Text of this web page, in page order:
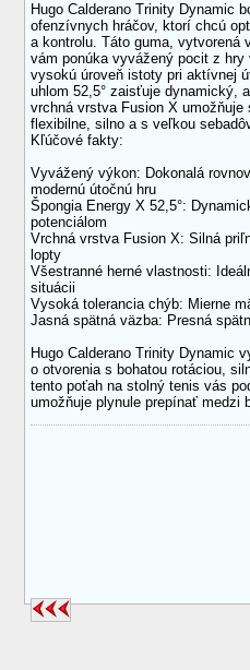
Hugo Calderano Trinity Dynamic
ofenzívnych hráčov, ktorí chcú
a kontrolu. Táto guma, vytvorená
vám ponúka vyvážený pocit z
vysokú úroveň istoty pri aktívnej
uhlom 52,5° zaisťuje dynamický,
vrchná vrstva Fusion X
flexibilne, silno a s veľkou
Kľúčové fakty:
Vyvážený výkon: Dokonalá
modernú útočnú hru
Špongia Energy X 52,5°:
potenciálom
Vrchná vrstva Fusion X: Silná
lopty
Všestranné herné vlastnosti:
situácii
Vysoká tolerancia chýb: Mierne
Jasná spätná väzba: Presná
Hugo Calderano Trinity Dynamic
o otvorenia s bohatou rotáciou,
tento poťah na stolný tenis vás
umožňuje plynule prepínať medzi